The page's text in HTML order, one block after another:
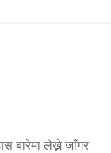
बारेमा लेख्ने जाँगर